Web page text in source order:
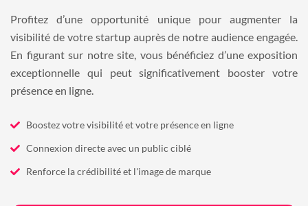
Profitez d’une opportunité unique pour augmenter la
visibilité de votre startup auprès de notre audience engagée.
En figurant sur notre site, vous bénéficiez d’une exposition
exceptionnelle qui peut significativement booster votre
présence en ligne.
Boostez votre visibilité et votre présence en ligne
Connexion directe avec un public ciblé
Renforce la crédibilité et l'image de marque